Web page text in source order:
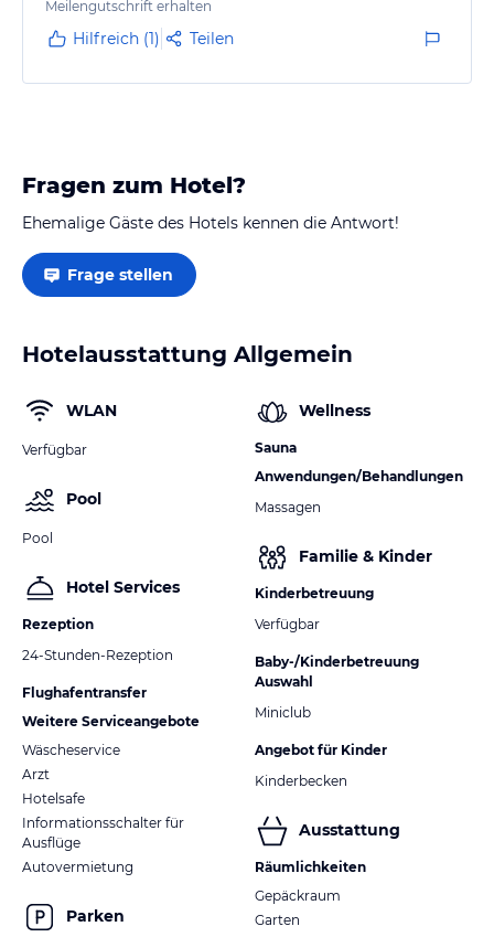
Wer ein wenig Individualität in Dubai sucht, auf
verkehrt - sofern er bereit ist, die beschriebenen
Meilengutschrift erhalten
Hilfreich (1) Teilen
Fragen zum Hotel?
Ehemalige Gäste des Hotels kennen die Antwort!
Frage stellen
Hotelausstattung Allgemein
WLAN
Verfügbar
Pool
Pool
Hotel Services
Rezeption
24-Stunden-Rezeption
Flughafentransfer
Weitere Serviceangebote
Wäscheservice
Arzt
Hotelsafe
Informationsschalter für
Ausflüge
Autovermietung
Parken
Wellness
Sauna
Anwendungen/Behandlungen
Massagen
Familie & Kinder
Kinderbetreuung
Verfügbar
Baby-/Kinderbetreuung
Auswahl
Miniclub
Angebot für Kinder
Kinderbecken
Ausstattung
Räumlichkeiten
Gepäckraum
Garten